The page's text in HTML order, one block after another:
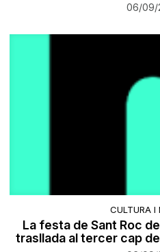
06/09/
CULTURA I
La festa de Sant Roc
trasllada al tercer cap